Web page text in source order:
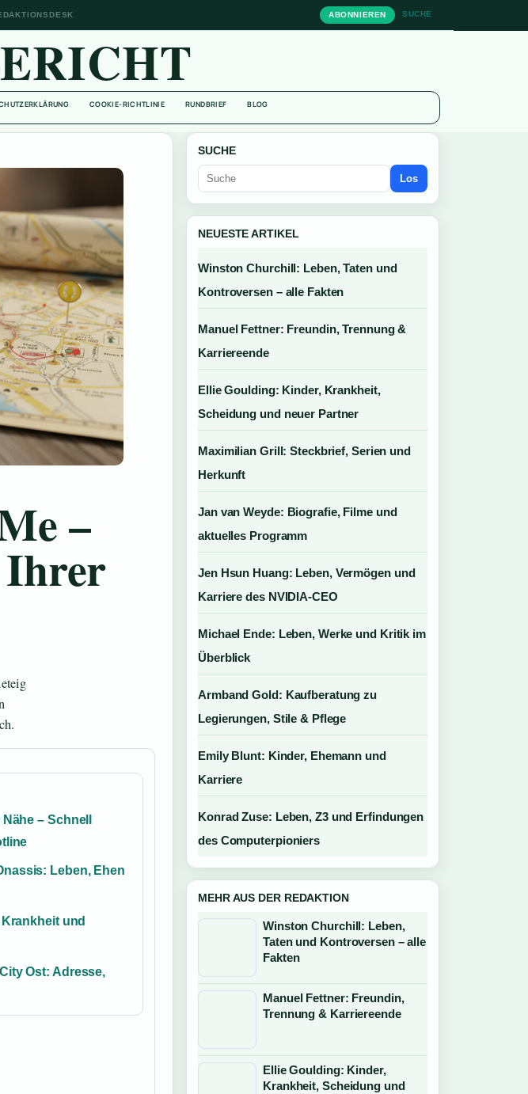
ABONNIEREN SUCHE
COOKIE-RICHTLINIE RUNDBRIEF BLOG
–
Ihrer
– Schnell
Leben, Ehen
und
Ost: Adresse,
SUCHE
Los
NEUESTE ARTIKEL
Winston Churchill: Leben, Taten und
Kontroversen – alle Fakten
Manuel Fettner: Freundin, Trennung &
Karriereende
Ellie Goulding: Kinder, Krankheit,
Scheidung und neuer Partner
Maximilian Grill: Steckbrief, Serien und
Herkunft
Jan van Weyde: Biografie, Filme und
aktuelles Programm
Jen Hsun Huang: Leben, Vermögen und
Karriere des NVIDIA-CEO
Michael Ende: Leben, Werke und Kritik im
Überblick
Armband Gold: Kaufberatung zu
Legierungen, Stile & Pflege
Emily Blunt: Kinder, Ehemann und
Karriere
Konrad Zuse: Leben, Z3 und Erfindungen
des Computerpioniers
MEHR AUS DER REDAKTION
Winston Churchill: Leben,
Taten und Kontroversen – alle
Fakten
Manuel Fettner: Freundin,
Trennung & Karriereende
Ellie Goulding: Kinder,
Krankheit, Scheidung und